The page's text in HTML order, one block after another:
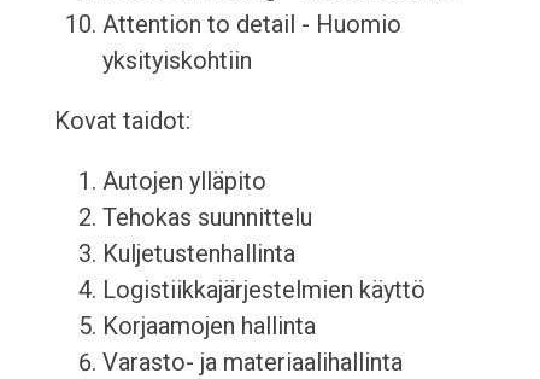
Attention to detail - Huomio
yksityiskohtiin
Kovat taidot:
Autojen ylläpito
Tehokas suunnittelu
Kuljetustenhallinta
Logistiikkajärjestelmien käyttö
Korjaamojen hallinta
Varasto- ja materiaalihallinta